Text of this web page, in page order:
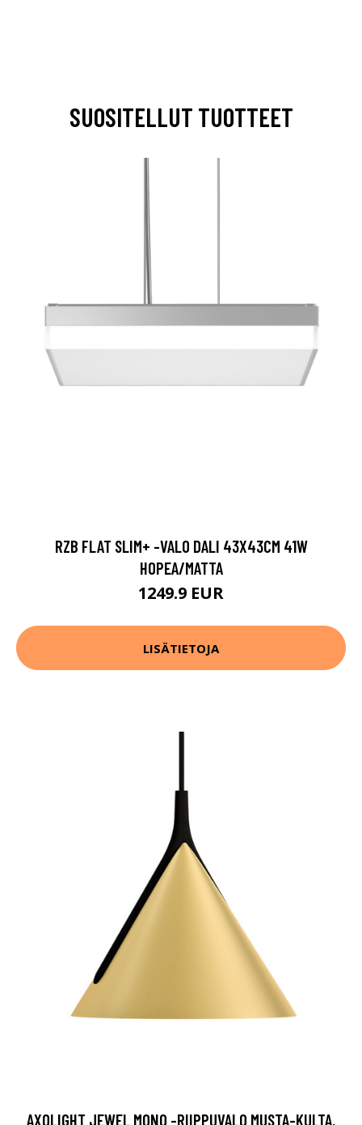
SUOSITELLUT TUOTTEET
RZB FLAT SLIM+ -VALO DALI 43X43CM 41W
HOPEA/MATTA
1249.9 EUR
LISÄTIETOJA
AXOLIGHT JEWEL MONO -RIIPPUVALO MUSTA-KULTA,